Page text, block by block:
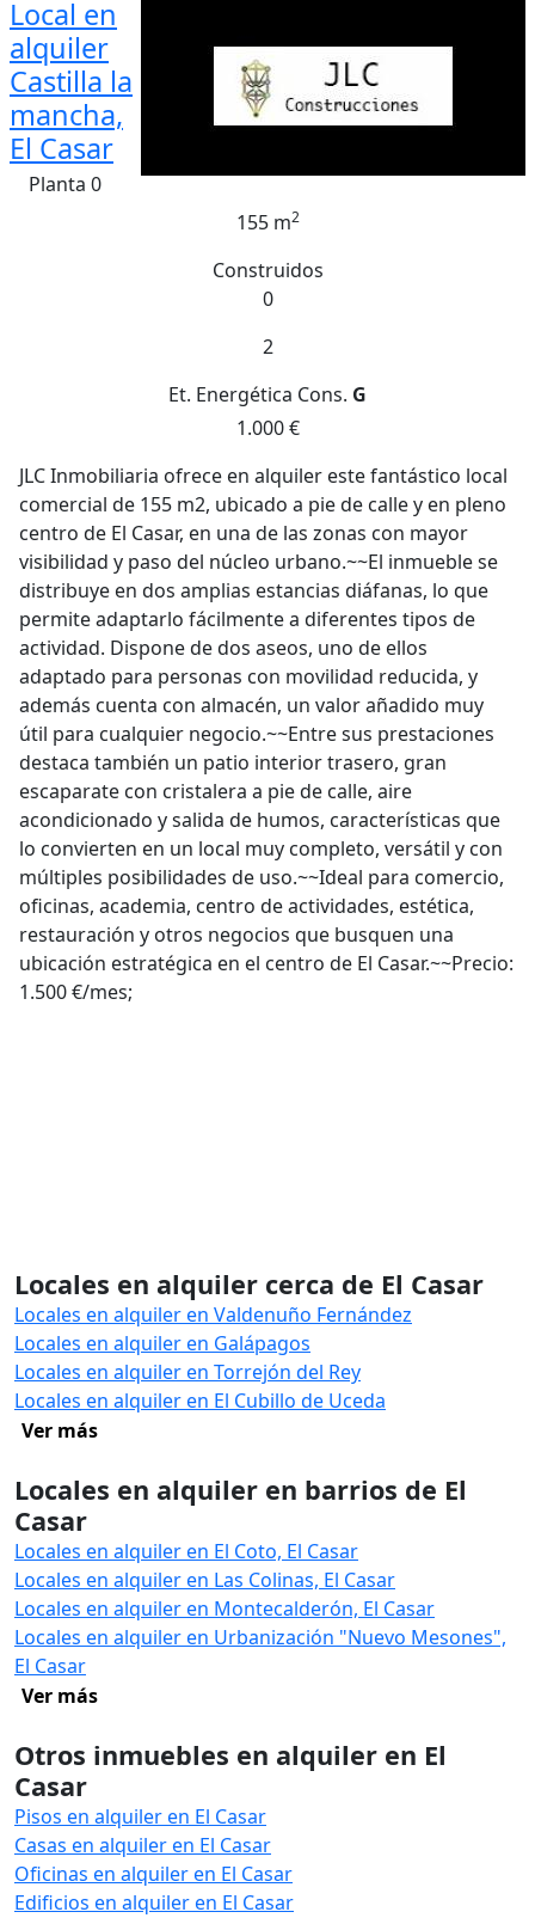
Local en
alquiler
Castilla la
mancha,
El Casar
Planta 0
155 m2
Construidos
0
2
Et. Energética Cons. G
1.000 €
JLC Inmobiliaria ofrece en alquiler este fantástico local
comercial de 155 m2, ubicado a pie de calle y en pleno
centro de El Casar, en una de las zonas con mayor
visibilidad y paso del núcleo urbano.~~El inmueble se
distribuye en dos amplias estancias diáfanas, lo que
permite adaptarlo fácilmente a diferentes tipos de
actividad. Dispone de dos aseos, uno de ellos
adaptado para personas con movilidad reducida, y
además cuenta con almacén, un valor añadido muy
útil para cualquier negocio.~~Entre sus prestaciones
destaca también un patio interior trasero, gran
escaparate con cristalera a pie de calle, aire
acondicionado y salida de humos, características que
lo convierten en un local muy completo, versátil y con
múltiples posibilidades de uso.~~Ideal para comercio,
oficinas, academia, centro de actividades, estética,
restauración y otros negocios que busquen una
ubicación estratégica en el centro de El Casar.~~Precio:
1.500 €/mes;
Locales en alquiler cerca de El Casar
Locales en alquiler en Valdenuño Fernández
Locales en alquiler en Galápagos
Locales en alquiler en Torrejón del Rey
Locales en alquiler en El Cubillo de Uceda
Ver más
Locales en alquiler en barrios de El
Casar
Locales en alquiler en El Coto, El Casar
Locales en alquiler en Las Colinas, El Casar
Locales en alquiler en Montecalderón, El Casar
Locales en alquiler en Urbanización "Nuevo Mesones",
El Casar
Ver más
Otros inmuebles en alquiler en El
Casar
Pisos en alquiler en El Casar
Casas en alquiler en El Casar
Oficinas en alquiler en El Casar
Edificios en alquiler en El Casar